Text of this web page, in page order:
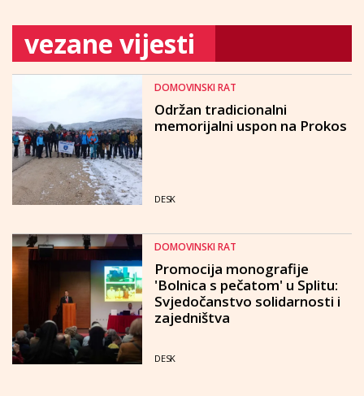
vezane vijesti
DOMOVINSKI RAT
Održan tradicionalni
memorijalni uspon na Prokos
DESK
DOMOVINSKI RAT
Promocija monografije
'Bolnica s pečatom' u Splitu:
Svjedočanstvo solidarnosti i
zajedništva
DESK